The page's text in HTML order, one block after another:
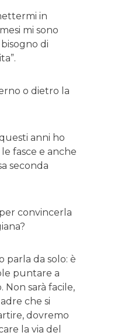
in
mi sono
di
o dietro la
anni ho
fasce e anche
seconda
convincerla
parla da solo: è
puntare a
Non sarà facile,
che si
dovremo
la via del